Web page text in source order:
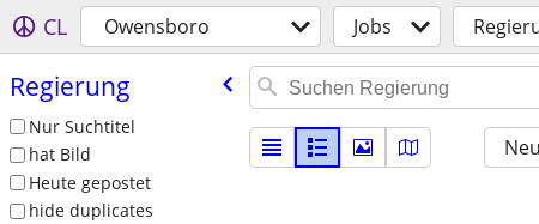
CL Owensboro Jobs
Regierung
Nur Suchtitel
hat Bild
Heute gepostet
hide duplicates